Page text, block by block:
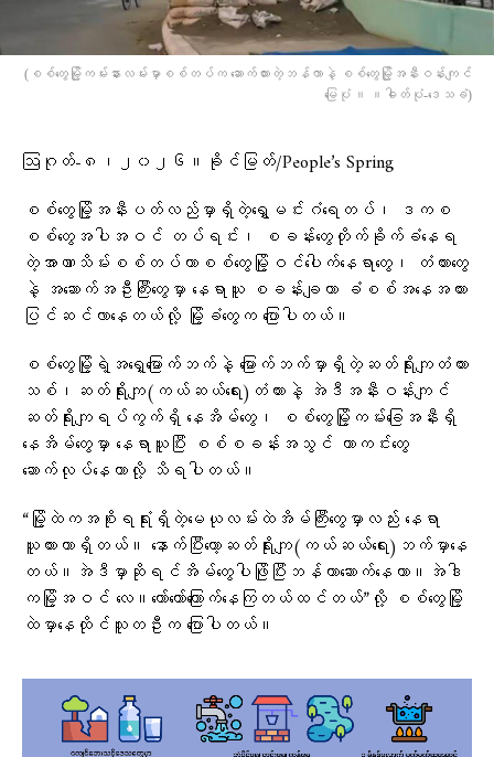
(စစ်တွေမြို့ကမ်းနားလမ်းမှာစစ်တပ်က ဆောက်ထားတဲ့ဘန်ကာနဲ့ စစ်​တွေမြို့အနီးဝန်းကျင်​
မြေပုံ ။ ။ဓါတ်ပုံ-​ဒေသခံ)
ဩဂုတ်-၈၊၂၀၂၆။ခိုင်မြတ်/People’s Spring
စစ်တွေမြို့အနီးပတ်လည်မှာရှိတဲ့ရွှေမင်းဂံရေတပ်၊ ဒကစ
စစ်တွေအပါအဝင် တပ်ရင်း၊ စခန်းတွေတိုက်ခိုက်ခံနေရ
တဲ့အာဏာသိမ်းစစ်တပ်ဟာစစ်တွေမြို့ဝင်ပေါက်နေရာတွေ၊ တံတားတွေ
နဲ့ အဆောက်အဦးကြီးတွေမှာ နေရာယူ စခန်းချကာ ခံစစ်အနေအထား
ပြင်ဆင်လာနေတယ်လို့ မြို့ခံတွေက ပြောပါတယ်။
စစ်တွေမြို့ရဲ့အရှေ့မြောက်ဘက်နဲ့ မြောက်ဘက်မှာရှိတဲ့ဆတ်ရိုးကျတံတား
သစ်၊ဆတ်ရိုးကျ(ကယ်ဆယ်ရေး)တံတားနဲ့ အဲဒီအနီးဝန်းကျင်
ဆတ်ရိုးကျရပ်ကွက်ရှိ နေအိမ်တွေ၊ စစ်တွေမြို့ကမ်းခြေအနီးရှိ
နေအိမ်တွေမှာ နေရာယူပြီး စစ်စခန်းအသွင် ကာကင်းတွေ
ဆောက်လုပ်နေတာလို့ သိရပါတယ်။
“မြို့ထဲကအစိုးရရုံးရှိတဲ့မေယုလမ်းထဲအိမ်ကြီးတွေမှာလည်း နေရာ
ယူထားတာရှိတယ်။ နောက်ပြီးတော့ဆတ်ရိုးကျ(ကယ်ဆယ်ရေး)ဘက်မှာနေ
တယ်။အဲဒီမှာဆိုရင်အိမ်တွေပါဖြိုပြီးဘန်ကာဆောက်နေတာ။အဲဒါ
ကမြို့အဝင် လေ။တော်တော်ကြောက်နေကြတယ်ထင်တယ်”လို့ စစ်တွေမြို့
ထဲမှာနေထိုင်သူတဦးက ပြောပါတယ်။